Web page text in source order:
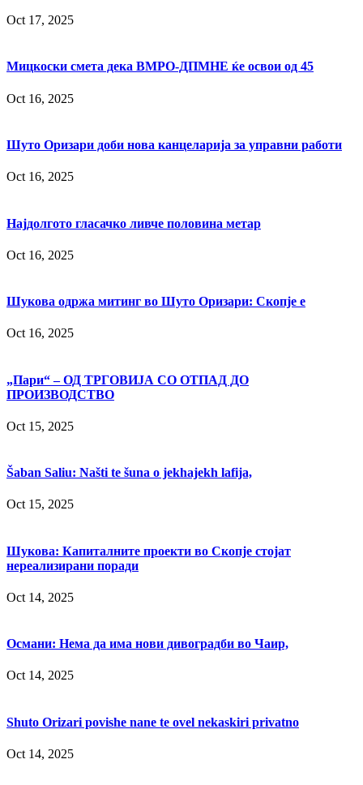
Oct 17, 2025
Мицкоски смета дека ВМРО-ДПМНЕ ќе освои од 45
Oct 16, 2025
Шуто Оризари доби нова канцеларија за управни работи
Oct 16, 2025
Најдолгото гласачко ливче половина метар
Oct 16, 2025
Шукова одржа митинг во Шуто Оризари: Скопје е
Oct 16, 2025
„Пари“ – ОД ТРГОВИЈА СО ОТПАД ДО
ПРОИЗВОДСТВО
Oct 15, 2025
Šaban Saliu: Našti te šuna o jekhajekh lafija,
Oct 15, 2025
Шукова: Капиталните проекти во Скопје стојат
нереализирани поради
Oct 14, 2025
Османи: Нема да има нови дивоградби во Чаир,
Oct 14, 2025
Shuto Orizari povishe nane te ovel nekaskiri privatno
Oct 14, 2025